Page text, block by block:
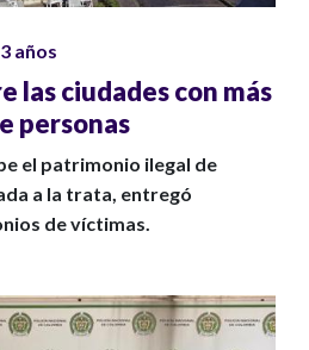
años
las ciudades con más
personas
el patrimonio ilegal de
a la trata, entregó
de víctimas.